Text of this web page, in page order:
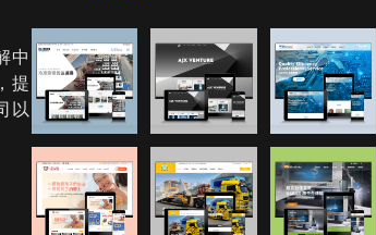
中
提
以